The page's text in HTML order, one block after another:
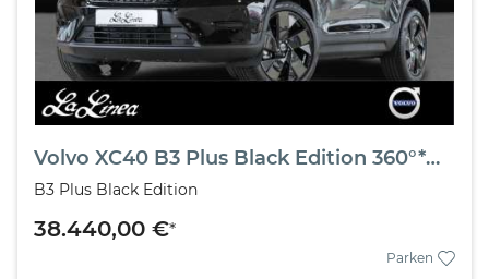
Volvo XC40 B3 Plus Black Edition 360°*Memory*Harman/Kardon
B3 Plus Black Edition
38.440,00 €*
Parken